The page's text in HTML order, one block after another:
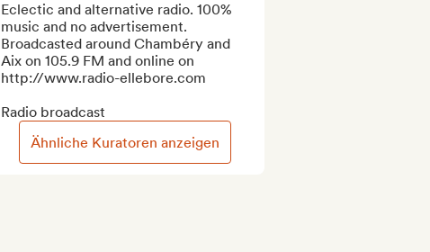
Eclectic and alternative radio. 100%
music and no advertisement.
Broadcasted around Chambéry and
Aix on 105.9 FM and online on
http://www.radio-ellebore.com
Radio broadcast
Ähnliche Kuratoren anzeigen